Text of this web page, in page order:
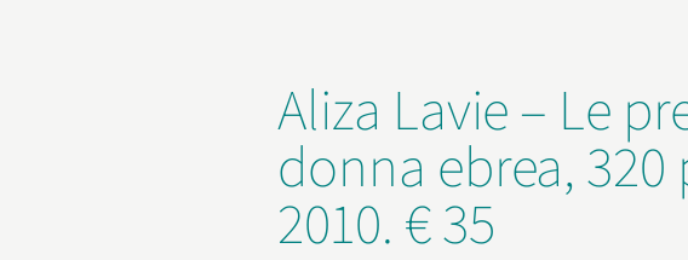
Aliza Lavie – Le
donna ebrea, 320
2010. € 35